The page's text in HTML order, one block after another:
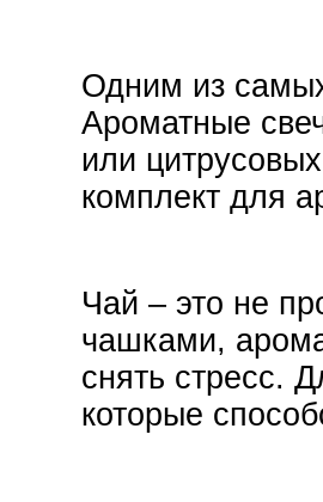
Одним из
Ароматные
или
комплект для
Чай – это не
чашками,
снять стресс.
которые